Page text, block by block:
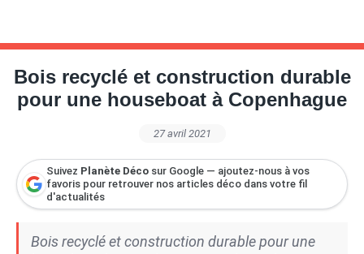
Bois recyclé et construction durable
pour une houseboat à Copenhague
27 avril 2021
Suivez Planète Déco sur Google — ajoutez-nous à vos
favoris pour retrouver nos articles déco dans votre fil
d'actualités
Bois recyclé et construction durable pour une